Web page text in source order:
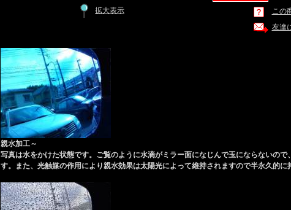
拡大表示
この
友達
親水加工～
写真は水をかけた状態です。ご覧のように水滴がミラー面になじんで玉にならないので
す。また、光触媒の作用により親水効果は太陽光によって維持されますので半永久的に